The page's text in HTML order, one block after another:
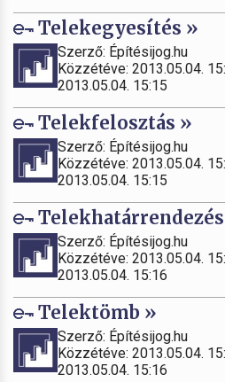
Telekegyesítés »
Szerző: Építésijog.hu
Közzétéve: 2013.05.04.
2013.05.04. 15:15
Telekfelosztás »
Szerző: Építésijog.hu
Közzétéve: 2013.05.04.
2013.05.04. 15:15
Szerző: Építésijog.hu
Közzétéve: 2013.05.04.
2013.05.04. 15:16
Telektömb »
Szerző: Építésijog.hu
Közzétéve: 2013.05.04.
2013.05.04. 15:16